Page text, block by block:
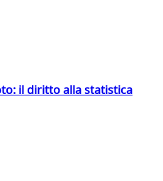
il diritto alla statistica